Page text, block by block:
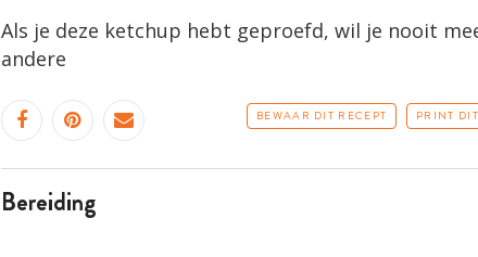
Als je deze ketchup hebt geproefd, wil je nooit
andere
BEWAAR DIT RECEPT PRINT
bereiding